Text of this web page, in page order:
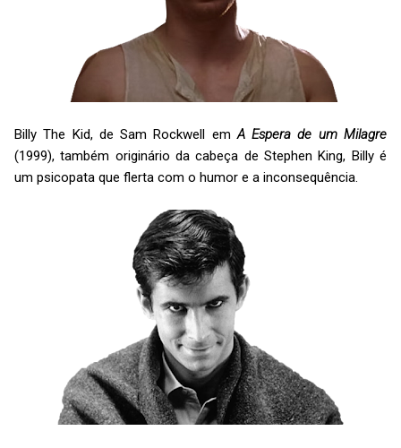
Billy The Kid, de Sam Rockwell emA Espera de um Milagre
(1999), também originário da cabeça de Stephen King, Billy é
um psicopata que flerta com o humor e a inconsequência.